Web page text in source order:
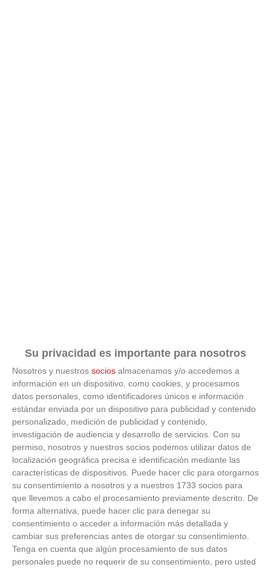
Su privacidad es importante para nosotros
Nosotros y nuestros socios almacenamos y/o accedemos a
información en un dispositivo, como cookies, y procesamos
datos personales, como identificadores únicos e información
estándar enviada por un dispositivo para publicidad y contenido
personalizado, medición de publicidad y contenido,
investigación de audiencia y desarrollo de servicios. Con su
permiso, nosotros y nuestros socios podemos utilizar datos de
localización geográfica precisa e identificación mediante las
características de dispositivos. Puede hacer clic para otorgarnos
su consentimiento a nosotros y a nuestros 1733 socios para
que llevemos a cabo el procesamiento previamente descrito. De
forma alternativa, puede hacer clic para denegar su
consentimiento o acceder a información más detallada y
cambiar sus preferencias antes de otorgar su consentimiento.
Tenga en cuenta que algún procesamiento de sus datos
personales puede no requerir de su consentimiento, pero usted
No eran tan locas
¿Te afecta más de lo que crees? Mira esto